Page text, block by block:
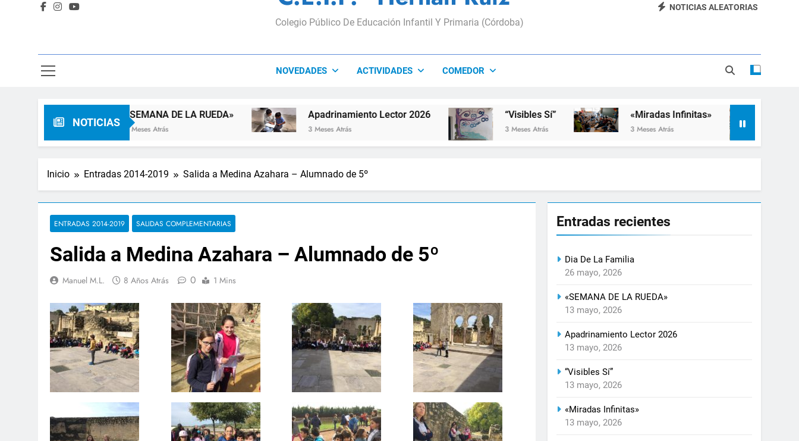
Colegio Público De Educación Infantil Y Primaria (Córdoba)
NOTICIAS ALEATORIAS
NOVEDADES ACTIVIDADES COMEDOR
NOTICIAS
«SEMANA DE LA RUEDA»
3 Meses Atrás
Apadrinamiento Lector 2026
3 Meses Atrás
“Visibles Sí”
3 Meses Atrás
«Miradas Infinitas»
3 Meses Atrás 3 Meses Atrás
Inicio Entradas 2014-2019 Salida a Medina Azahara – Alumnado de 5º
ENTRADAS 2014-2019 SALIDAS COMPLEMENTARIAS
Salida a Medina Azahara – Alumnado de 5º
Manuel M.L. 8 Años Atrás 0 1 Mins
Entradas recientes
Dia De La Familia
26 mayo, 2026
«SEMANA DE LA RUEDA»
13 mayo, 2026
Apadrinamiento Lector 2026
13 mayo, 2026
“Visibles Sí”
13 mayo, 2026
«Miradas Infinitas»
13 mayo, 2026